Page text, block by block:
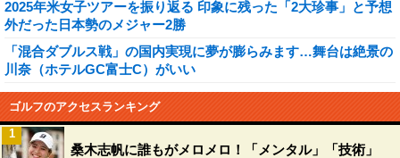
2025年米女子ツアーを振り返る 印象に残った「2大珍事」と予想
外だった日本勢のメジャー2勝
「混合ダブルス戦」の国内実現に夢が膨らみます…舞台は絶景の
川奈（ホテルGC富士C）がいい
ゴルフのアクセスランキング
桑木志帆に誰もがメロメロ！「メンタル」「技術」
1